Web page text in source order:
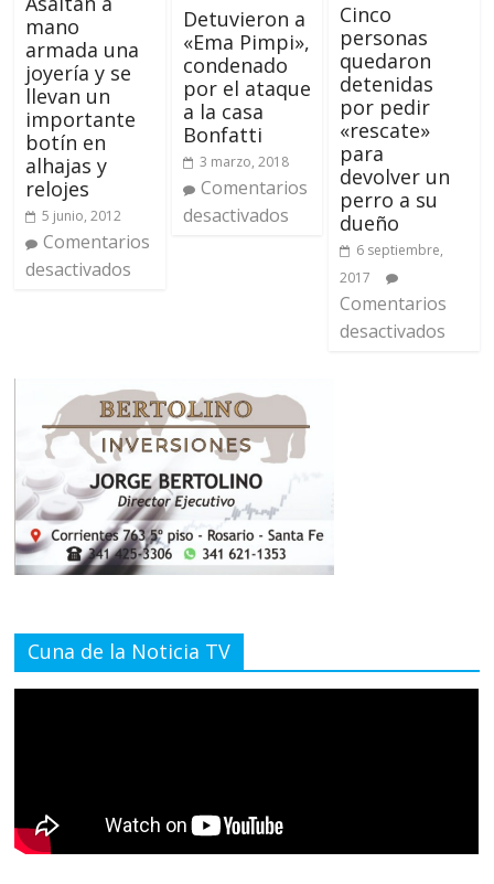
mano
armada una
joyería y se
llevan un
importante
botín en
alhajas y
relojes
5 junio, 2012
Comentarios
desactivados
Detuvieron a
«Ema Pimpi»,
condenado
por el ataque
a la casa
Bonfatti
3 marzo, 2018
Comentarios
desactivados
Cinco
personas
quedaron
detenidas
por pedir
«rescate»
para
devolver un
perro a su
dueño
6 septiembre,
2017
Comentarios
desactivados
Cuna de la Noticia TV